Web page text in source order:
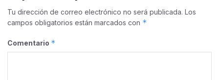
Tu dirección de correo electrónico no será publicada. Los
campos obligatorios están marcados con *
Comentario *